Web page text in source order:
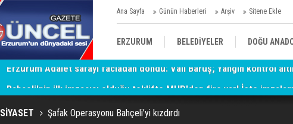
Ana Sayfa Günün Haberleri Arşiv Sitene Ekle
ERZURUM BELEDİYELER DOĞU
AFAD/ SAVAŞ
KÜLTÜR/SANAT//MAĞAZİN
Bahçeli'nin ilk imzacısı olduğu teklifte MHP'den fire var! İşte
SİYASET Şafak Operasyonu Bahçeli’yi kızdırdı